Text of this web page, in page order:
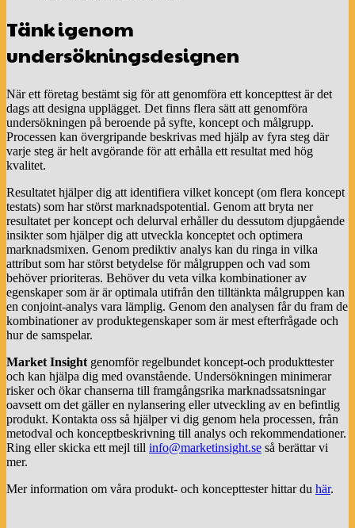
Tänk igenom
undersökningsdesignen
När ett företag bestämt sig för att genomföra ett koncepttest är det
dags att designa upplägget. Det finns flera sätt att genomföra
undersökningen på beroende på syfte, koncept och målgrupp.
Processen kan övergripande beskrivas med hjälp av fyra steg där
varje steg är helt avgörande för att erhålla ett resultat med hög
kvalitet.
Resultatet hjälper dig att identifiera vilket koncept (om flera koncept
testats) som har störst marknadspotential. Genom att bryta ner
resultatet per koncept och delurval erhåller du dessutom djupgående
insikter som hjälper dig att utveckla konceptet och optimera
marknadsmixen. Genom prediktiv analys kan du ringa in vilka
attribut som har störst betydelse för målgruppen och vad som
behöver prioriteras. Behöver du veta vilka kombinationer av
egenskaper som är är optimala utifrån den tilltänkta målgruppen kan
en conjoint-analys vara lämplig. Genom den analysen får du fram de
kombinationer av produktegenskaper som är mest efterfrågade och
hur de samspelar.
Market Insight genomför regelbundet koncept-och produkttester
och kan hjälpa dig med ovanstående. Undersökningen minimerar
risker och ökar chanserna till framgångsrika marknadssatsningar
oavsett om det gäller en nylansering eller utveckling av en befintlig
produkt. Kontakta oss så hjälper vi dig genom hela processen, från
metodval och konceptbeskrivning till analys och rekommendationer.
Ring eller skicka ett mejl till info@marketinsight.se så berättar vi
mer.
Mer information om våra produkt- och koncepttester hittar du här.